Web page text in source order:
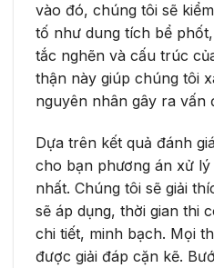
vào đó, chúng tôi sẽ
tố như dung tích bể
tắc nghẽn và cấu trúc
thận này giúp chúng tôi
nguyên nhân gây ra vấn
Dựa trên kết quả đánh
cho bạn phương án xử
nhất. Chúng tôi sẽ giải
sẽ áp dụng, thời gian thi
chi tiết, minh bạch. Mọi
được giải đáp cặn kẽ.